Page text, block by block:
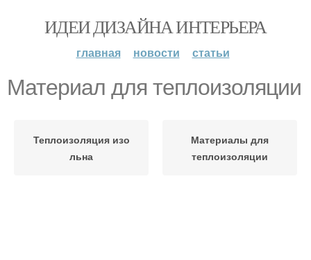
ИДЕИ ДИЗАЙНА ИНТЕРЬЕРА
главная новости статьи
Материал для теплоизоляции
Теплоизоляция изо
льна
Материалы для
теплоизоляции